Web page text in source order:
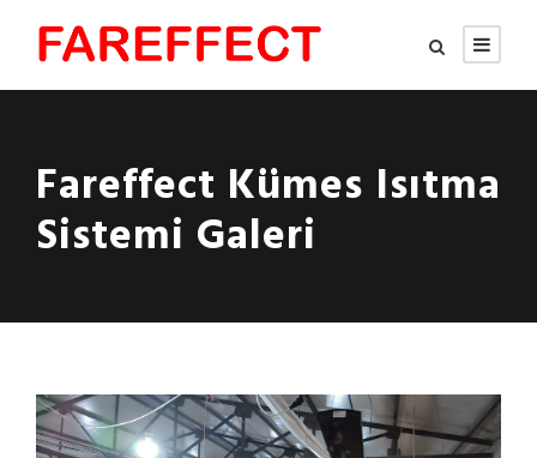
Fareffect Kümes Isıtma
Sistemi Galeri